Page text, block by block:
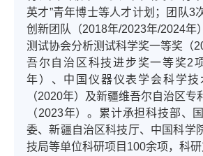
英才”青年博士等人才计划；团队3
创新团队（2018年/2023年/2024年
测试协会分析测试科学奖一等奖（
吾尔自治区科技进步奖一等奖2
年）、中国仪器仪表学会科学技
（2020年）及新疆维吾尔自治区专
（2023年）。 累计承担科技部、
委、新疆自治区科技厅、中国科学
技局等单位科研项目100余项，科